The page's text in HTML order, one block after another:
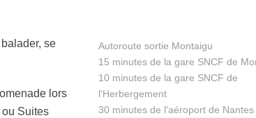
se
lors
Suites
Autoroute sortie Montaigu
15 minutes de la gare SNCF de
10 minutes de la gare SNCF de
l'Herbergement
30 minutes de l'aéroport de Nantes